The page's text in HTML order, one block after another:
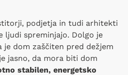
podjetja in tudi arhitekti
ljudi spreminjajo. Dolgo je
je dom zaščiten pred dežjem
jasno, da mora biti dom
stabilen, energetsko